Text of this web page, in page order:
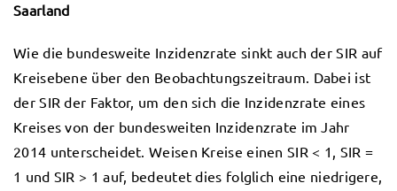
Saarland
Wie die bundesweite Inzidenzrate sinkt auch der SIR auf
Kreisebene über den Beobachtungszeitraum. Dabei ist
der SIR der Faktor, um den sich die Inzidenzrate eines
Kreises von der bundesweiten Inzidenzrate im Jahr
2014 unterscheidet. Weisen Kreise einen SIR < 1, SIR =
1 und SIR > 1 auf, bedeutet dies folglich eine niedrigere,